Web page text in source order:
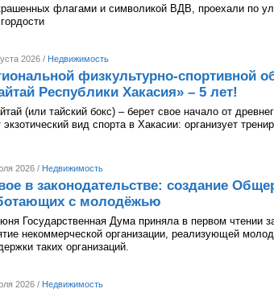
флагами и символикой ВДВ, проехали по
2026 / Недвижимость
физкультурно-спортивной
Республики Хакасия» – 5 лет!
(или тайский бокс) – берет свое начало от
экзотический вид спорта в Хакасии: организует
2026 / Недвижимость
в законодательстве: создание
с молодёжью
Государственная Дума приняла в первом чтении
некоммерческой организации, реализующей
таких организаций.
2026 / Недвижимость